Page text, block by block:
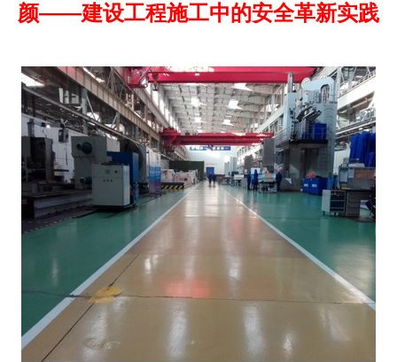
颜——建设工程施工中的安全革新实践